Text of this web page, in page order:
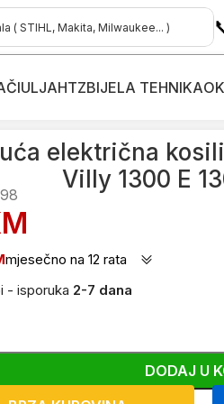
ULJAHTZBIJELA TEHNIKA
kosilice-kosačice
električna
Villy 1300 E
mjesečno na 12 rata
- isporuka 2-7 dana
DODAJ U